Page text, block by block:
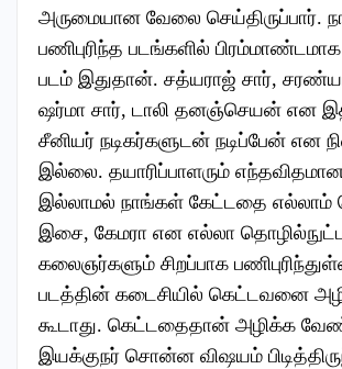
அருமையான வேலை செய்திருப்பார்.
பணிபுரிந்த படங்களில்
படம் இதுதான். சத்யராஜ் சார்,
ஷர்மா சார், டாலி தனஞ்செயன் என
சீனியர் நடிகர்களுடன் நடிப்பேன் என
இல்லை. தயாரிப்பாளரும்
இல்லாமல் நாங்கள் கேட்டதை எல்லாம்
இசை, கேமரா என எல்லா
கலைஞர்களும் சிறப்பாக
படத்தின் கடைசியில் கெட்டவனை
கூடாது. கெட்டதைதான் அழிக்க
இயக்குநர் சொன்ன விஷயம்